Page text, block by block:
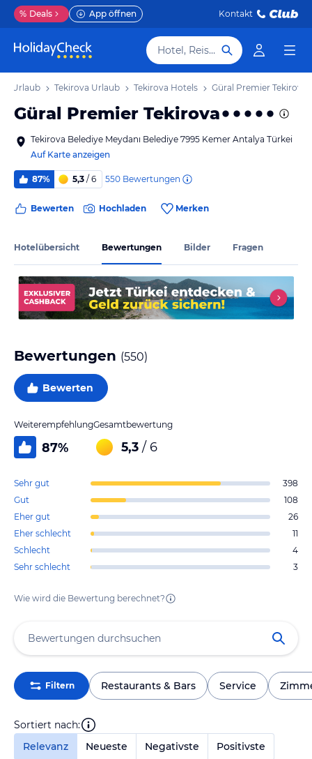
% Deals App öffnen Kontakt
Hotel, Reiseziel
Urlaub Tekirova Urlaub Tekirova Hotels Güral Premier Tekirova
Güral Premier Tekirova
Tekirova Belediye Meydanı Belediye 7995 Kemer Antalya Türkei
Auf Karte anzeigen
87% 5,3 / 6 550 Bewertungen
Bewerten Hochladen Merken
Hotelübersicht Bewertungen Bilder Fragen
Bewertungen (550)
Bewerten
Weiterempfehlung
87%
Gesamtbewertung
5,3 / 6
Sehr gut
398
Gut
108
Eher gut
26
Eher schlecht
11
Schlecht
4
Sehr schlecht
3
Wie wird die Bewertung berechnet?
Filtern Restaurants & Bars Service
Sortiert nach:
Relevanz
Neueste Negativste Positivste